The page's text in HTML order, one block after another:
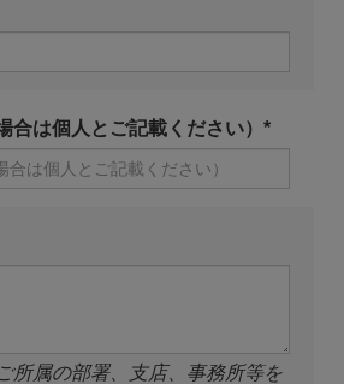
合は個人とご記載ください）*
所属の部署、支店、事務所等を